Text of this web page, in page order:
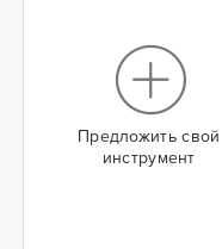
Предложить свой
инструмент